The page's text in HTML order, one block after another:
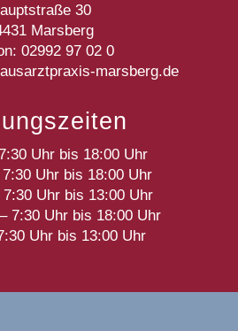
30
Marsberg
02992 97 02 0
marsberg.de
Uhr bis 18:00 Uhr
7:30 Uhr bis 18:00 Uhr
Uhr bis 13:00 Uhr
7:30 Uhr bis 18:00 Uhr
Uhr bis 13:00 Uhr